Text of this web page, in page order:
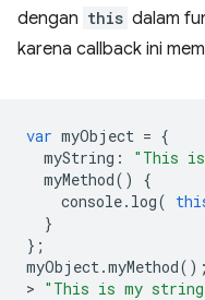
dengan this dalam
karena callback ini
var myObject = {
myString : "This
myMethod()
{
console. log(
}
};
myObject.myMethod();
> "This is my